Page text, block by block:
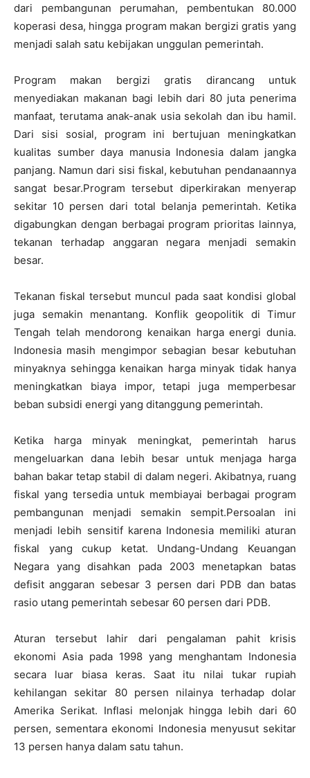
dari pembangunan perumahan, pembentukan 80.000
koperasi desa, hingga program makan bergizi gratis yang
menjadi salah satu kebijakan unggulan pemerintah.
Program makan bergizi gratis dirancang untuk
menyediakan makanan bagi lebih dari 80 juta penerima
manfaat, terutama anak-anak usia sekolah dan ibu hamil.
Dari sisi sosial, program ini bertujuan meningkatkan
kualitas sumber daya manusia Indonesia dalam jangka
panjang. Namun dari sisi fiskal, kebutuhan pendanaannya
sangat besar.Program tersebut diperkirakan menyerap
sekitar 10 persen dari total belanja pemerintah. Ketika
digabungkan dengan berbagai program prioritas lainnya,
tekanan terhadap anggaran negara menjadi semakin
besar.
Tekanan fiskal tersebut muncul pada saat kondisi global
juga semakin menantang. Konflik geopolitik di Timur
Tengah telah mendorong kenaikan harga energi dunia.
Indonesia masih mengimpor sebagian besar kebutuhan
minyaknya sehingga kenaikan harga minyak tidak hanya
meningkatkan biaya impor, tetapi juga memperbesar
beban subsidi energi yang ditanggung pemerintah.
Ketika harga minyak meningkat, pemerintah harus
mengeluarkan dana lebih besar untuk menjaga harga
bahan bakar tetap stabil di dalam negeri. Akibatnya, ruang
fiskal yang tersedia untuk membiayai berbagai program
pembangunan menjadi semakin sempit.Persoalan ini
menjadi lebih sensitif karena Indonesia memiliki aturan
fiskal yang cukup ketat. Undang-Undang Keuangan
Negara yang disahkan pada 2003 menetapkan batas
defisit anggaran sebesar 3 persen dari PDB dan batas
rasio utang pemerintah sebesar 60 persen dari PDB.
Aturan tersebut lahir dari pengalaman pahit krisis
ekonomi Asia pada 1998 yang menghantam Indonesia
secara luar biasa keras. Saat itu nilai tukar rupiah
kehilangan sekitar 80 persen nilainya terhadap dolar
Amerika Serikat. Inflasi melonjak hingga lebih dari 60
persen, sementara ekonomi Indonesia menyusut sekitar
13 persen hanya dalam satu tahun.